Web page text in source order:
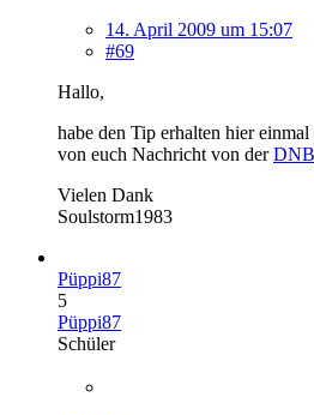
14. April 2009 um 15:07
#69
Hallo,
habe den Tip erhalten hier
von euch Nachricht von derDNB
Vielen Dank
Soulstorm1983
Püppi87
5
Püppi87
Schüler